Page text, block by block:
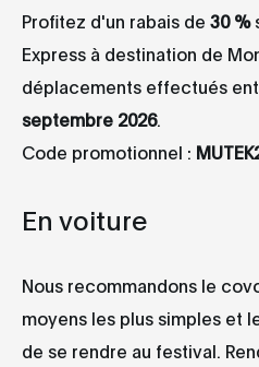
Profitez d'un rabais de 30 %
Express à destination de
déplacements effectués
septembre 2026.
Code promotionnel :
En voiture
Nous recommandons le
moyens les plus simples et
de se rendre au festival.